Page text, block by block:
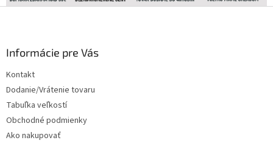
Informácie pre Vás
Kontakt
Dodanie/Vrátenie tovaru
Tabuľka veľkostí
Obchodné podmienky
Ako nakupovať